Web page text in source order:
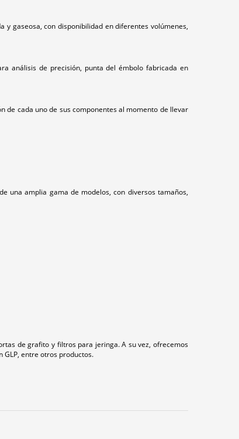
y gaseosa, con disponibilidad en diferentes volúmenes,
análisis de precisión, punta del émbolo fabricada en
de cada uno de sus componentes al momento de llevar
una amplia gama de modelos, con diversos tamaños,
de grafito y filtros para jeringa. A su vez, ofrecemos
GLP, entre otros productos.